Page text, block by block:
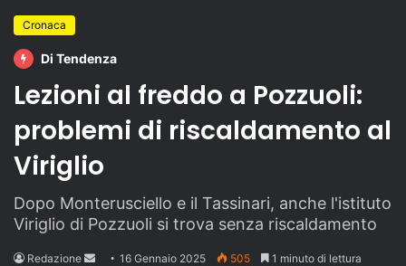
Cronaca
Di Tendenza
Lezioni al freddo a Pozzuoli:
problemi di riscaldamento al
Viriglio
Dopo Monterusciello e il Tassinari, anche l'istituto
Viriglio di Pozzuoli si trova senza riscaldamento
Redazione
Send16 Gennaio 2025 505 1 minuto di lettura